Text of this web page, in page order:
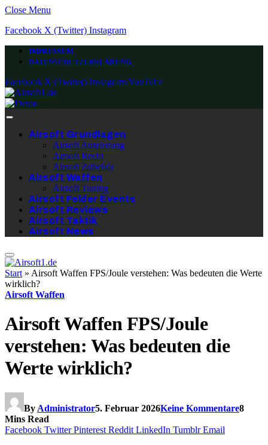
Close Menu
Facebook X (Twitter) Instagram
IMPRESSUM
DATENSCHUTZERKLÄRUNG
Facebook X (Twitter) InstagramYouTube
Airsoft Grundlagen
Airsoft Ausrüstung
Airsoft Recht
Airsoft Zubehör
Airsoft Waffen
Airsoft Tuning
Airsoft Felder Events
Airsoft Reviews
Airsoft Taktik
Airsoft News
Start » Airsoft Waffen FPS/Joule verstehen: Was bedeuten die Werte
wirklich?
Airsoft Waffen
Airsoft Waffen FPS/Joule
verstehen: Was bedeuten die
Werte wirklich?
By Administrator5. Februar 2026Keine Kommentare8
Mins Read
Facebook Twitter Pinterest Reddit LinkedIn Tumblr Email